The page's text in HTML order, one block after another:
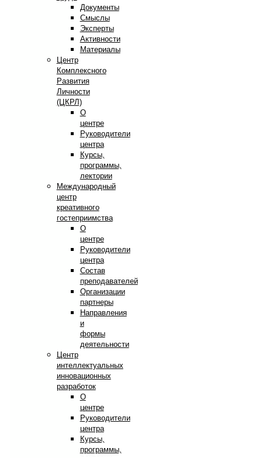
Документы
Смыслы
Эксперты
Активности
Материалы
Центр
Комплексного
Развития
Личности
(ЦКРЛ)
О
центре
Руководители
центра
Курсы,
программы,
лектории
Международный
центр
креативного
гостеприимства
О
центре
Руководители
центра
Состав
преподавателей
Организации
партнеры
Направления
и
формы
деятельности
Центр
интеллектуальных
инновационных
разработок
О
центре
Руководители
центра
Курсы,
программы,